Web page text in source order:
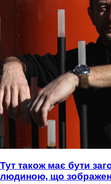
Тут також має бути
людиною, що